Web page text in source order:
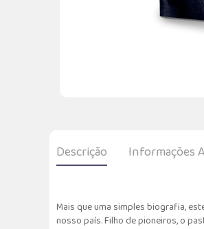
Descrição Informações
Mais que uma simples biografia,
nosso país. Filho de pioneiros, o